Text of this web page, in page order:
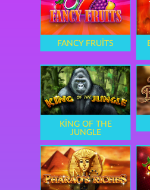
FANCY FRUITS
KING OF THE
JUNGLE